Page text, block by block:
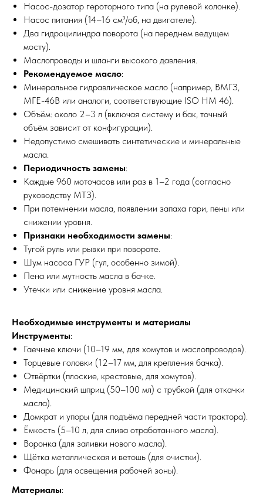
Насос-дозатор героторного типа (на рулевой колонке).
Насос питания (14–16 см³/об, на двигателе).
Два гидроцилиндра поворота (на переднем ведущем
мосту).
Маслопроводы и шланги высокого давления.
Рекомендуемое масло:
Минеральное гидравлическое масло (например, ВМГЗ,
МГЕ-46В или аналоги, соответствующие ISO HM 46).
Объём: около 2–3 л (включая систему и бак, точный
объём зависит от конфигурации).
Недопустимо смешивать синтетические и минеральные
масла.
Периодичность замены:
Каждые 960 моточасов или раз в 1–2 года (согласно
руководству МТЗ).
При потемнении масла, появлении запаха гари, пены или
снижении уровня.
Признаки необходимости замены:
Тугой руль или рывки при повороте.
Шум насоса ГУР (гул, особенно зимой).
Пена или мутность масла в бачке.
Утечки или снижение уровня масла.
Необходимые инструменты и материалы
Инструменты:
Гаечные ключи (10–19 мм, для хомутов и маслопроводов).
Торцевые головки (12–17 мм, для крепления бачка).
Отвёртки (плоские, крестовые, для хомутов).
Медицинский шприц (50–100 мл) с трубкой (для откачки
масла).
Домкрат и упоры (для подъёма передней части трактора).
Ёмкость (5–10 л, для слива отработанного масла).
Воронка (для заливки нового масла).
Щётка металлическая и ветошь (для очистки).
Фонарь (для освещения рабочей зоны).
Материалы: